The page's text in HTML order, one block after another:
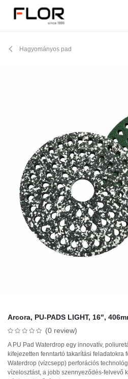
Hagyományos pad
Arcora, PU-PADS LIGHT, 16",
(0 review)
A PU Pad Waterdrop egy innovatív,
kifejezetten fenntartó takarítási feladatokra
Waterdrop (vízcsepp) perforációs
vízelosztást, a jobb szennyeződés-felvevő